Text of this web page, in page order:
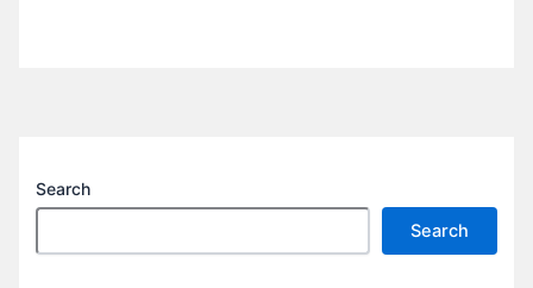
Search
Search